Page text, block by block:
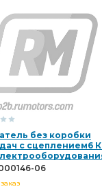
без коробки
с сцеплением6
06
06